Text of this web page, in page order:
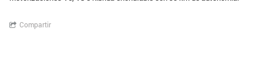
Compartir